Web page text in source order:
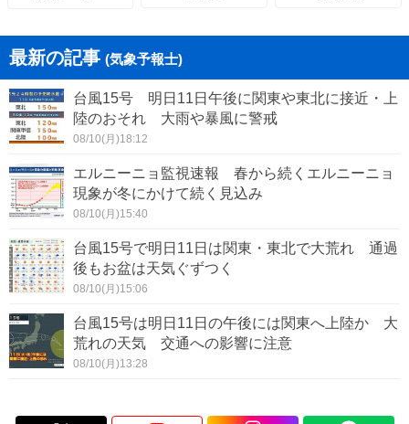
最新の記事 (気象予報士)
台風15号 明日11日午後に関東や東北に接近・上
陸のおそれ 大雨や暴風に警戒
08/10(月)18:12
エルニーニョ監視速報 春から続くエルニーニョ
現象が冬にかけて続く見込み
08/10(月)15:40
台風15号で明日11日は関東・東北で大荒れ 通過
後もお盆は天気ぐずつく
08/10(月)15:06
台風15号は明日11日の午後には関東へ上陸か 大
荒れの天気 交通への影響に注意
08/10(月)13:28